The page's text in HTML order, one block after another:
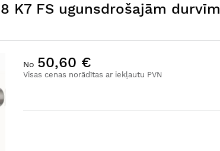
K7 FS ugunsdrošajām durvīm
Visas cenas norādītas ar iekļautu PVN
No 50,60 €